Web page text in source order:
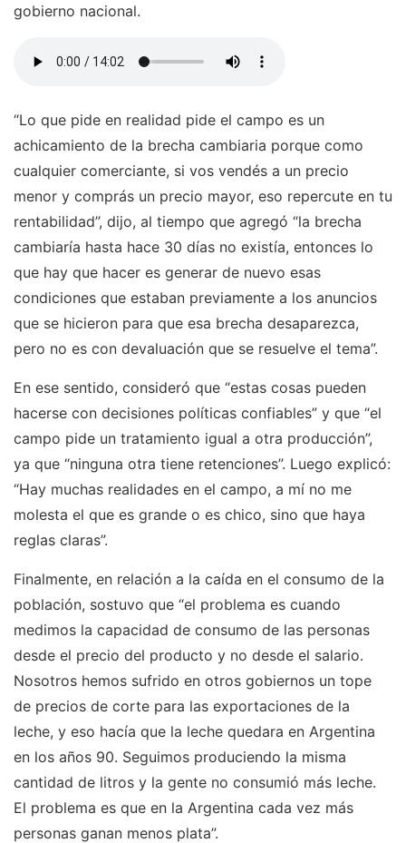
gobierno nacional.
“Lo que pide en realidad pide el campo es un
achicamiento de la brecha cambiaria porque como
cualquier comerciante, si vos vendés a un precio
menor y comprás un precio mayor, eso repercute en tu
rentabilidad”, dijo, al tiempo que agregó “la brecha
cambiaría hasta hace 30 días no existía, entonces lo
que hay que hacer es generar de nuevo esas
condiciones que estaban previamente a los anuncios
que se hicieron para que esa brecha desaparezca,
pero no es con devaluación que se resuelve el tema”.
En ese sentido, consideró que “estas cosas pueden
hacerse con decisiones políticas confiables” y que “el
campo pide un tratamiento igual a otra producción”,
ya que “ninguna otra tiene retenciones”. Luego explicó:
“Hay muchas realidades en el campo, a mí no me
molesta el que es grande o es chico, sino que haya
reglas claras”.
Finalmente, en relación a la caída en el consumo de la
población, sostuvo que “el problema es cuando
medimos la capacidad de consumo de las personas
desde el precio del producto y no desde el salario.
Nosotros hemos sufrido en otros gobiernos un tope
de precios de corte para las exportaciones de la
leche, y eso hacía que la leche quedara en Argentina
en los años 90. Seguimos produciendo la misma
cantidad de litros y la gente no consumió más leche.
El problema es que en la Argentina cada vez más
personas ganan menos plata”.